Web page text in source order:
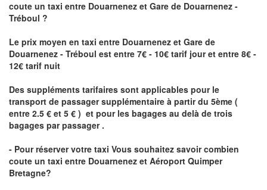
coute un taxi entre Douarnenez et Gare de Douarnenez -
Tréboul ?
Le prix moyen en taxi entre Douarnenez et Gare de
Douarnenez - Tréboul est entre 7€ - 10€ tarif jour et entre 8€ -
12€ tarif nuit
Des suppléments tarifaires sont applicables pour le
transport de passager supplémentaire à partir du 5ème (
entre 2.5 € et 5 € ) et pour les bagages au delà de trois
bagages par passager .
- Pour réserver votre taxi Vous souhaitez savoircombien
coute un taxi entre Douarnenez et Aéroport Quimper
Bretagne?